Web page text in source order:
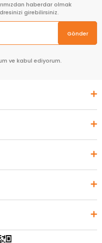
haberdar olmak
girebilirsiniz.
Gönder
ve kabul ediyorum.